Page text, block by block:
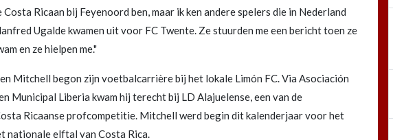
Ricaan bij Feyenoord ben, maar ik ken andere spelers die in Nederland
Ugalde kwamen uit voor FC Twente. Ze stuurden me een bericht toen ze
en ze hielpen me."
Mitchell begon zijn voetbalcarrière bij het lokale Limón FC. Via Asociación
Municipal Liberia kwam hij terecht bij LD Alajuelense, een van de
Ricaanse profcompetitie. Mitchell werd begin dit kalenderjaar voor het
nationale elftal van Costa Rica.